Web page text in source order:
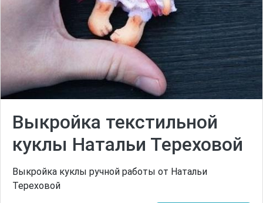
Выкройка текстильной
куклы Натальи Тереховой
Выкройка куклы ручной работы от Натальи
Тереховой